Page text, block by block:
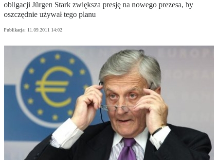
obligacji Jürgen Stark zwiększa presję na nowego prezesa, by
oszczędnie używał tego planu
Publikacja: 11.09.2011 14:02